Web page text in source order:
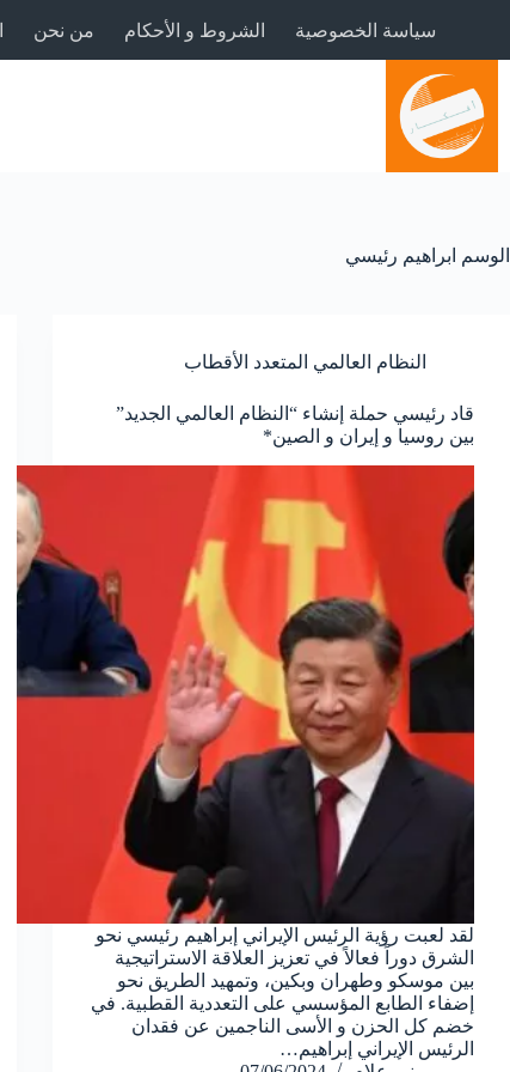
المحتوى
سياسة الخصوصية الشروط و الأحكام من نحن
الوسم ابراهيم رئيسي
النظام العالمي المتعدد الأقطاب
قاد رئيسي حملة إنشاء “النظام العالمي الجديد”
بين روسيا و إيران و الصين*
لقد لعبت رؤية الرئيس الإيراني إبراهيم رئيسي نحو
الشرق دوراً فعالاً في تعزيز العلاقة الاستراتيجية
بين موسكو وطهران وبكين، وتمهيد الطريق نحو
إضفاء الطابع المؤسسي على التعددية القطبية. في
خضم كل الحزن و الأسى الناجمين عن فقدان
الرئيس الإيراني إبراهيم…